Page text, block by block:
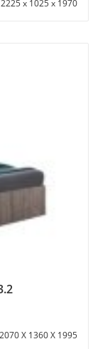
2225 х 1025 х 1970
2070 Х 1360 Х 1995